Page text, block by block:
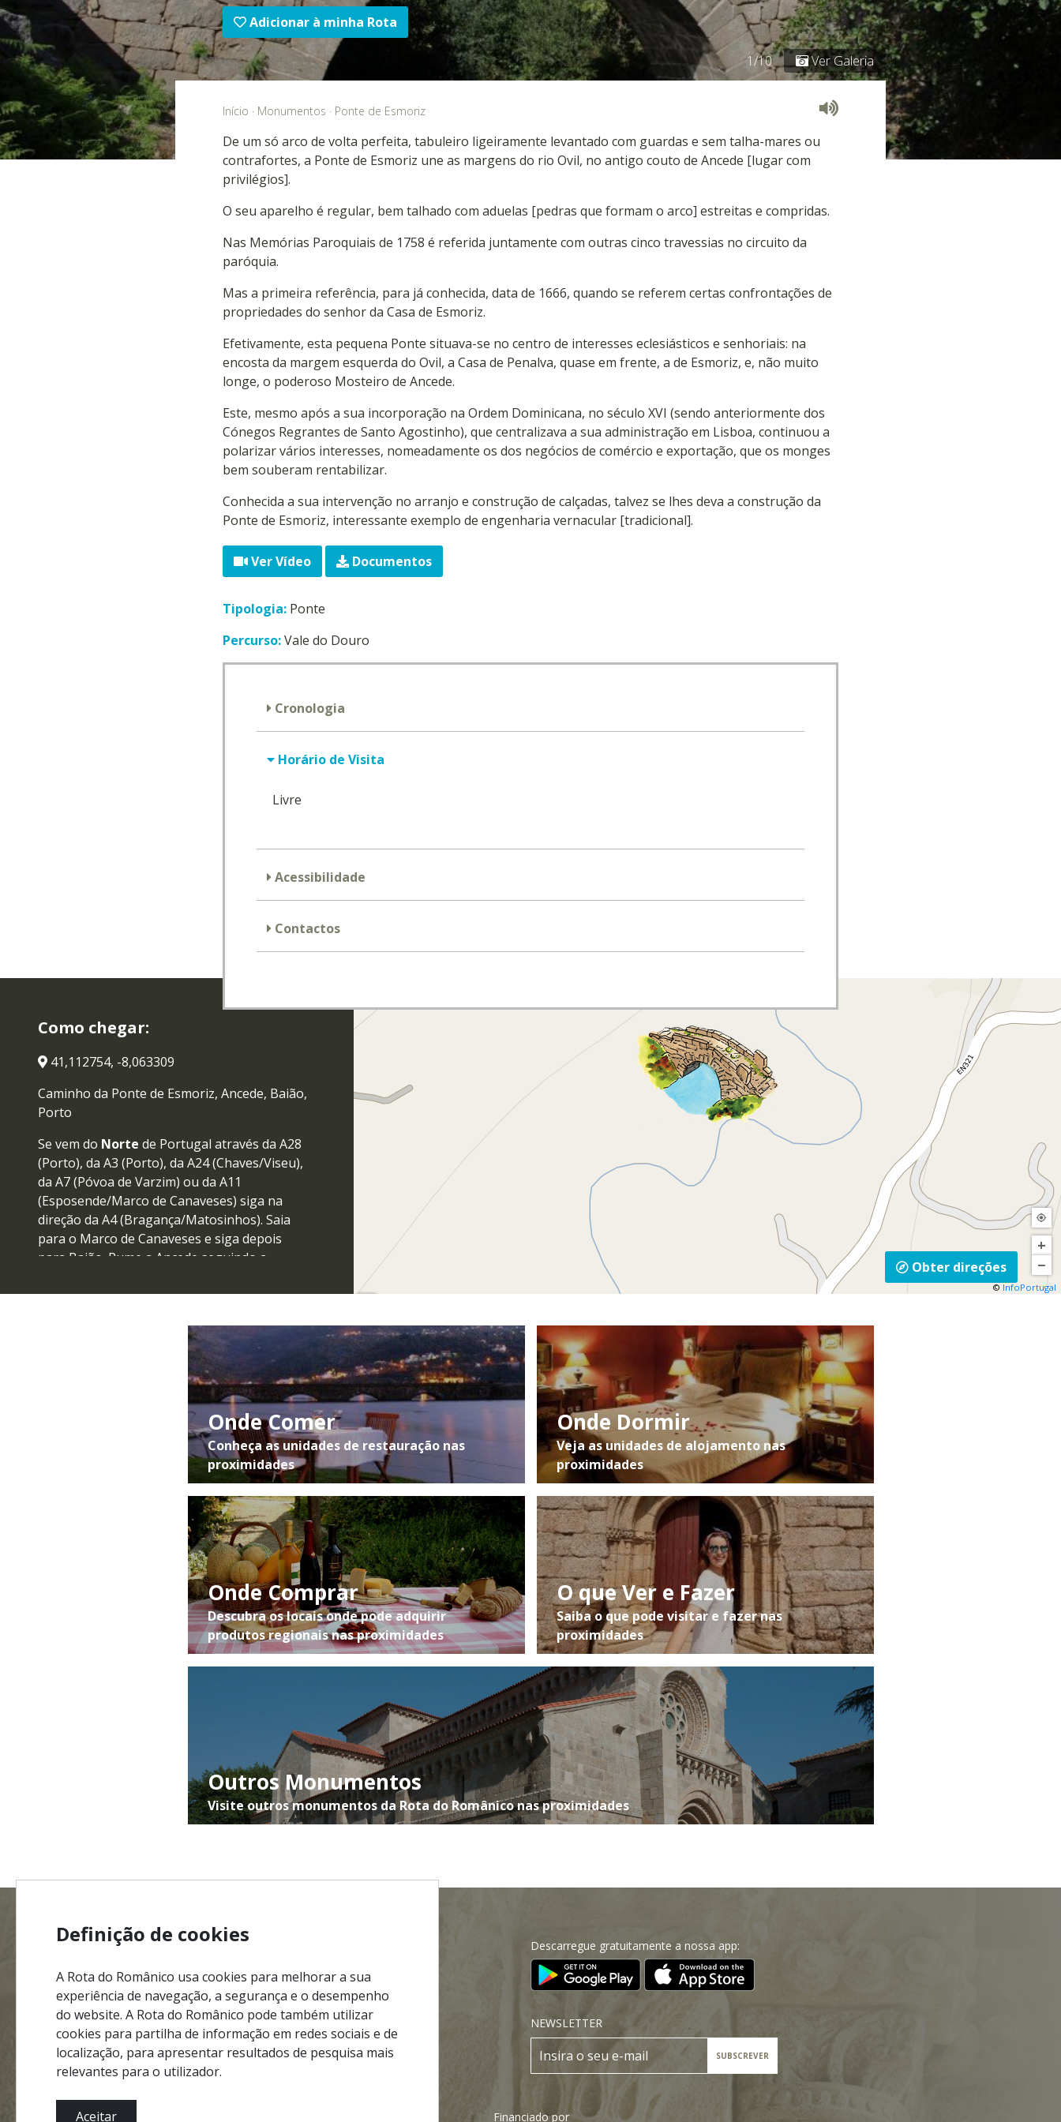
Adicionar à minha Rota
1/10 Ver Galeria
Início · Monumentos · Ponte de Esmoriz
De um só arco de volta perfeita, tabuleiro ligeiramente levantado com guardas e sem talha-mares ou
contrafortes, a Ponte de Esmoriz une as margens do rio Ovil, no antigo couto de Ancede [lugar com
privilégios].
O seu aparelho é regular, bem talhado com aduelas [pedras que formam o arco] estreitas e compridas.
Nas Memórias Paroquiais de 1758 é referida juntamente com outras cinco travessias no circuito da
paróquia.
Mas a primeira referência, para já conhecida, data de 1666, quando se referem certas confrontações de
propriedades do senhor da Casa de Esmoriz.
Efetivamente, esta pequena Ponte situava-se no centro de interesses eclesiásticos e senhoriais: na
encosta da margem esquerda do Ovil, a Casa de Penalva, quase em frente, a de Esmoriz, e, não muito
longe, o poderoso Mosteiro de Ancede.
Este, mesmo após a sua incorporação na Ordem Dominicana, no século XVI (sendo anteriormente dos
Cónegos Regrantes de Santo Agostinho), que centralizava a sua administração em Lisboa, continuou a
polarizar vários interesses, nomeadamente os dos negócios de comércio e exportação, que os monges
bem souberam rentabilizar.
Conhecida a sua intervenção no arranjo e construção de calçadas, talvez se lhes deva a construção da
Ponte de Esmoriz, interessante exemplo de engenharia vernacular [tradicional].
Ver Vídeo Documentos
Tipologia: Ponte
Percurso:Vale do Douro
Cronologia
Horário de Visita
Livre
Acessibilidade
Contactos
Como chegar:
41,112754, -8,063309
Caminho da Ponte de Esmoriz, Ancede, Baião,
Porto
Se vem do Norte de Portugal através da A28
(Porto), da A3 (Porto), da A24 (Chaves/Viseu),
da A7 (Póvoa de Varzim) ou da A11
(Esposende/Marco de Canaveses) siga na
direção da A4 (Bragança/Matosinhos). Saia
para o Marco de Canaveses e siga depois
para Baião. Rume a Ancede seguindo a
de Ancede .
opte pela A4 (Vila Real). Saia
para o Marco de Canaveses, rume a Baião e
de Portugal pela A1
(Porto) ou pela A29 (V.N. Gaia) opte pela A41
CREP (Vila Real). Escolha depois a A4 (Vila Real)
e saia para o Marco de Canaveses. Continue
até Baião e depois até Ancede.
Se já se encontra na vila deBaião, siga na
direção de Ancede, respeitando a sinalização
da Rota do Românico / Mosteiro de Ancede
+
−
© InfoPortugal
Satélite
Trânsito
Obter direções
Onde Comer
Conheça as unidades de restauração nas
proximidades
Onde Dormir
Veja as unidades de alojamento nas
proximidades
Onde Comprar
Descubra os locais onde pode adquirir
produtos regionais nas proximidades
O que Ver e Fazer
Saiba o que pode visitar e fazer nas
proximidades
Outros Monumentos
Visite outros monumentos da Rota do Românico nas proximidades
#ROTADOROMANICO
Mapa do Site
Ficha Técnica
Política de Privacidade
Termos e Condições
Contactos
Descarregue gratuitamente a nossa app:
NEWSLETTER
SUBSCREVER
Parcerias Financiado por
Definição de cookies
A Rota do Românico usa cookies para melhorar a sua
experiência de navegação, a segurança e o desempenho
do website. A Rota do Românico pode também utilizar
cookies para partilha de informação em redes sociais e de
localização, para apresentar resultados de pesquisa mais
relevantes para o utilizador.
Aceitar